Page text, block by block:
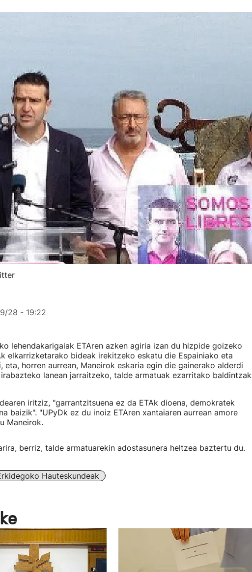
28 - 19:22
lehendakarigaiak ETAren azken agiria izan du hizpide goizeko
elkarrizketarako bideak irekitzeko eskatu die Espainiako eta
eta, horren aurrean, Maneirok eskaria egin die gainerako alderdi
lanean jarraitzeko, talde armatuak ezarritako baldintzak
iritziz, "garrantzitsuena ez da ETAk dioena, demokratek
baizik". "UPyDk ez du inoiz ETAren xantaiaren aurrean amore
Maneirok.
berriz, talde armatuarekin adostasunera heltzea baztertu du.
Hauteskundeak